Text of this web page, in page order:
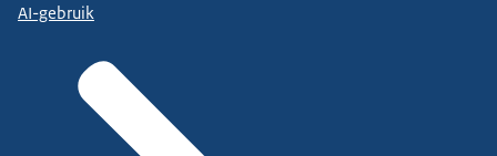
AI-gebruik